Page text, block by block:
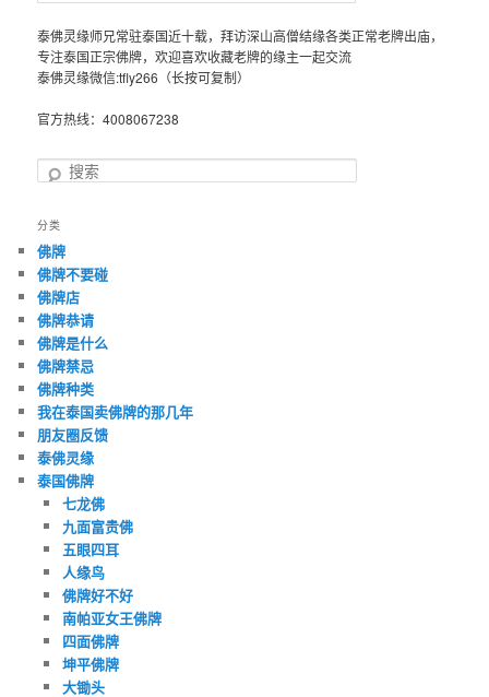
泰佛灵缘师兄常驻泰国近十载，拜访深山高僧结缘各类正常老牌出庙，
专注泰国正宗佛牌，欢迎喜欢收藏老牌的缘主一起交流
泰佛灵缘微信:tfly266（长按可复制）
官方热线：4008067238
搜
分类
佛牌
佛牌不要碰
佛牌店
佛牌恭请
佛牌是什么
佛牌禁忌
佛牌种类
我在泰国卖佛牌的那几年
朋友圈反馈
泰佛灵缘
泰国佛牌
七龙佛
九面富贵佛
五眼四耳
人缘鸟
佛牌好不好
南帕亚女王佛牌
四面佛牌
坤平佛牌
大锄头